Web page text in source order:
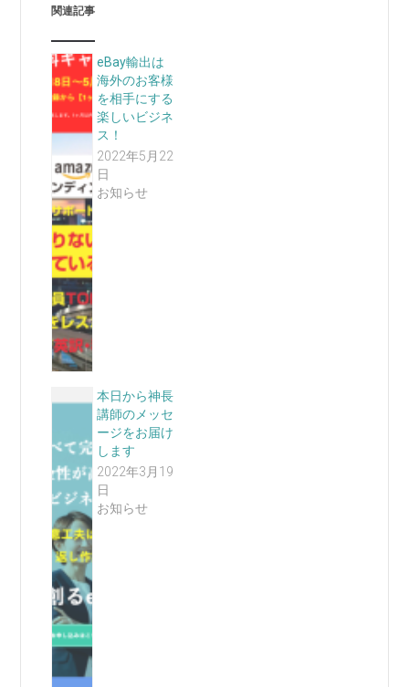
関連記事
eBay輸出は
海外のお客様
を相手にする
楽しいビジネ
ス！
2022年5月22
日
お知らせ
本日から神長
講師のメッセ
ージをお届け
します
2022年3月19
日
お知らせ